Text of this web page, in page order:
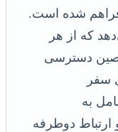
فراهم شده است.
که از هر
دسترسی
سفر
به
ارتباط دوطرفه